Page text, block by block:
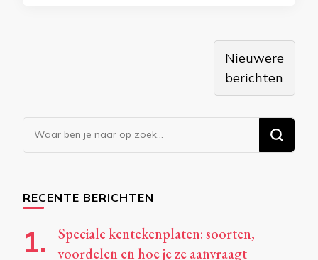
Nieuwere
berichten
Op
RECENTE BERICHTEN
Speciale kentekenplaten: soorten,
voordelen en hoe je ze aanvraagt